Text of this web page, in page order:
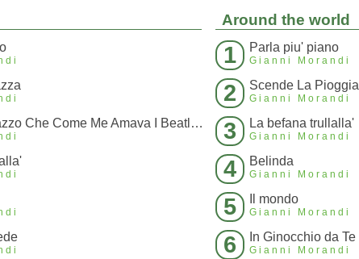
C'Era un Ragazzo Che Come Me Amava I Beatles E I Rolling Stones
Around the world
1 Parla piu' piano
Gianni Morandi
2 Scende La Pioggia
Gianni Morandi
3 La befana trullalla'
Gianni Morandi
4 Belinda
Gianni Morandi
5 Il mondo
Gianni Morandi
6 In Ginocchio da Te
Gianni Morandi